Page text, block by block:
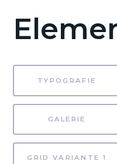
TYPOGRAFIE
GALERIE
GRID VARIANTE 1